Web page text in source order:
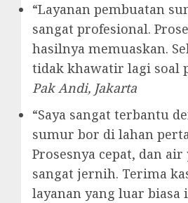
“Layanan pembuatan
sangat profesional.
hasilnya memuaskan.
tidak khawatir lagi soal
Pak Andi, Jakarta
“Saya sangat terbantu
sumur bor di lahan
Prosesnya cepat, dan
sangat jernih. Terima
layanan yang luar biasa